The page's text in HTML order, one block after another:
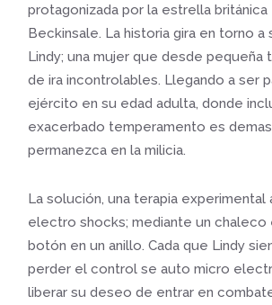
protagonizada por la estrella británica
Beckinsale. La historia gira en torno a
Lindy; una mujer que desde pequeña
de ira incontrolables. Llegando a ser
ejército en su edad adulta, donde
exacerbado temperamento es
permanezca en la milicia.
La solución, una terapia experimental
electro shocks; mediante un chaleco
botón en un anillo. Cada que Lindy
perder el control se auto micro
liberar su deseo de entrar en